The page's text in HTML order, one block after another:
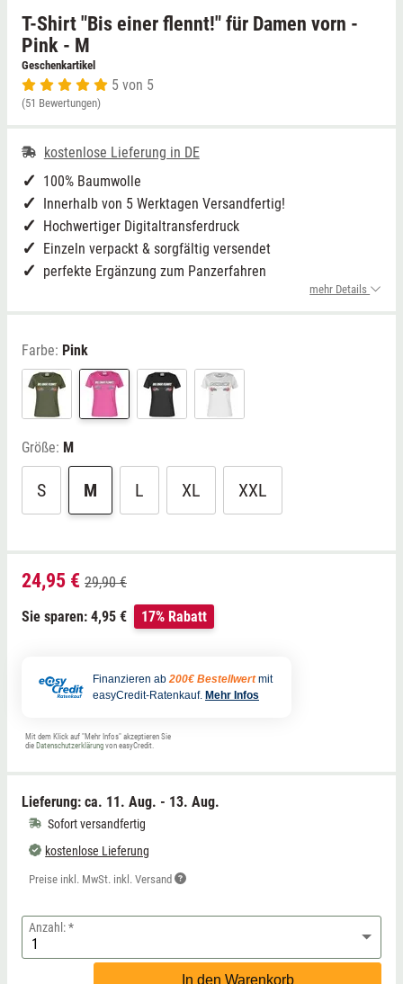
T-Shirt "Bis einer flennt!" für Damen vorn -
Pink - M
Geschenkartikel
5 von 5
(51 Bewertungen)
kostenlose Lieferung in DE
100% Baumwolle
Innerhalb von 5 Werktagen Versandfertig!
Hochwertiger Digitaltransferdruck
Einzeln verpackt & sorgfältig versendet
perfekte Ergänzung zum Panzerfahren
mehr Details
Farbe: Pink
Größe: M
S M L XL XXL
24,95 € 29,90 €
Sie sparen: 4,95 €
17% Rabatt
Finanzieren ab 200€ Bestellwert mit
easyCredit-Ratenkauf. Mehr Infos
Mit dem Klick auf "Mehr Infos" akzeptieren Sie
die Datenschutzerklärung von easyCredit.
Lieferung: ca. 11. Aug. - 13. Aug.
Sofort versandfertig
kostenlose Lieferung
Preise inkl. MwSt. inkl. Versand
Anzahl:
In den Warenkorb
Niedersachsen
NRW
Saarland
Sachsen
Sachsen-Anhalt
Grimmen (MV)
Rostock/Sanitz (MV)
Thale
Weißwasser